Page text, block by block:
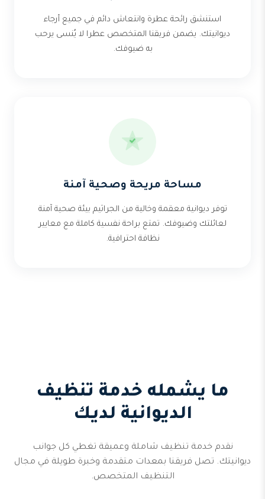
استنشق رائحة عطرة وانتعاش دائم في جميع أرجاء
ديوانيتك. يضمن فريقنا المتخصص عطرا لا يُنسى يرحب
به ضيوفك.
مساحة مريحة وصحية آمنة
توفر ديوانية معقمة وخالية من الجراثيم بيئة صحية آمنة
لعائلتك وضيوفك. تمتع براحة نفسية كاملة مع معايير
نظافة احترافية.
ما يشمله خدمة تنظيف
الديوانية لديك
نقدم خدمة تنظيف شاملة وعميقة تغطي كل جوانب
ديوانيتك. تصل فريقنا بمعدات متقدمة وخبرة طويلة في مجال
التنظيف المتخصص.